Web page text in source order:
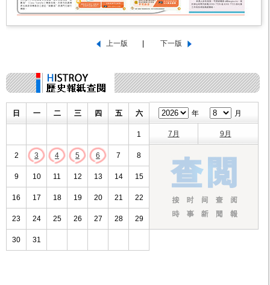
日 一 二 三 四 五 六
1
2 3 4 5 6 7 8
9 10 11 12 13 14 15
16 17 18 19 20 21 22
23 24 25 26 27 28 29
30 31
年 月
7月 9月